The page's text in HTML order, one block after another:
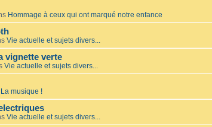
Hommage à ceux qui ont marqué notre enfance
Vie actuelle et sujets divers...
vignette verte
Vie actuelle et sujets divers...
La musique !
Vie actuelle et sujets divers...